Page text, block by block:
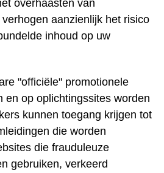
overhaasten van
aanzienlijk het risico
inhoud op uw
"officiële" promotionele
en op oplichtingssites worden
kunnen toegang krijgen tot
die worden
die frauduleuze
gebruiken, verkeerd